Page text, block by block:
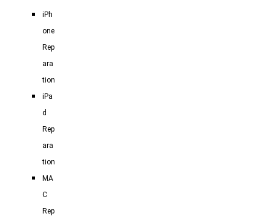
iPh
one
Rep
ara
tion
iPa
d
Rep
ara
tion
MA
C
Rep